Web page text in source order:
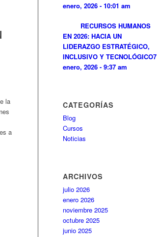
la
a
enero, 2026 - 10:01 am
RECURSOS HUMANOS
EN 2026: HACIA UN
LIDERAZGO ESTRATÉGICO,
INCLUSIVO Y TECNOLÓGICO7
enero, 2026 - 9:37 am
CATEGORÍAS
Blog
Cursos
Noticias
ARCHIVOS
julio 2026
enero 2026
noviembre 2025
octubre 2025
junio 2025